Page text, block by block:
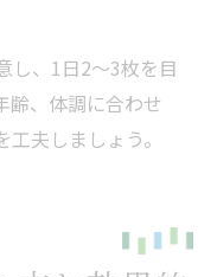
し、1日2〜3枚を目
齢、体調に合わせ
夫しましょう。